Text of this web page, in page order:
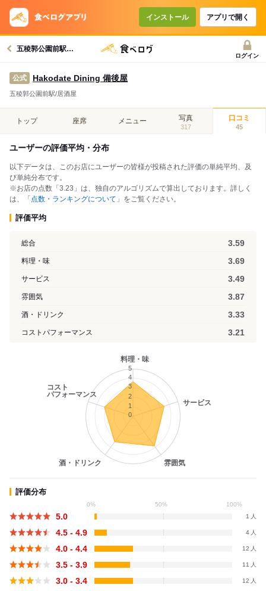
インストール アプリで開く
五稜郭公園前駅グルメへ
ログイン
公式 Hakodate Dining 備後屋
五稜郭公園前駅/居酒屋
トップ 座席 メニュー 写真
317
口コミ
45
ユーザーの評価平均・分布
以下データは、このお店にユーザーの皆様が投稿された評価の単純平均、及
び単純分布です。
※お店の点数「3.23」は、独自のアルゴリズムで算出しております。詳しく
は、「 点数・ランキングについて 」をご覧ください。
評価平均
総合 3.59
料理・味 3.69
サービス 3.49
雰囲気 3.87
酒・ドリンク 3.33
コストパフォーマンス 3.21
0
1
2
3
4
5
料理・味
サービス
雰囲気
酒・ドリンク
コスト
パフォーマンス
評価分布
0% 50% 100%
5.0 1
4.5 - 4.9 4
4.0 - 4.4 12
3.5 - 3.9 11
3.0 - 3.4 12